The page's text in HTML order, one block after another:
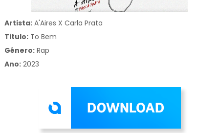
Artista:A'Aires X Carla Prata
Titulo:To Bem
Gênero: Rap
Ano:2023